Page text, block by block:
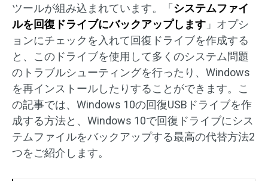
ツールが組み込まれています。「 システムファイ
ルを回復ドライブにバックアップします 」オプシ
ョンにチェックを入れて回復ドライブを作成する
と、このドライブを使用して多くのシステム問題
のトラブルシューティングを行ったり、Windows
を再インストールしたりすることができます。こ
の記事では、Windows 10の回復USBドライブを作
成する方法と、Windows 10で回復ドライブにシス
テムファイルをバックアップする最高の代替方法2
つをご紹介します。